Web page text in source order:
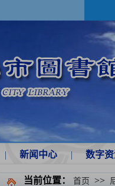
| 新闻中心 | 数字
当前位置： 首页 >>